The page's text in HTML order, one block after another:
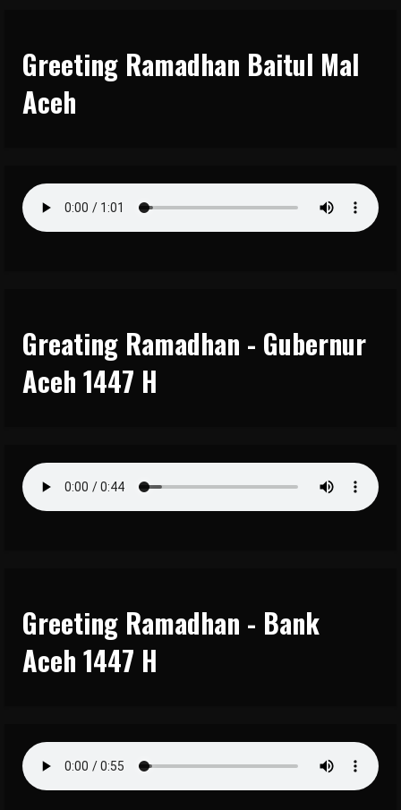
Greeting Ramadhan Baitul Mal
Aceh
Greating Ramadhan - Gubernur
Aceh 1447 H
Greeting Ramadhan - Bank
Aceh 1447 H